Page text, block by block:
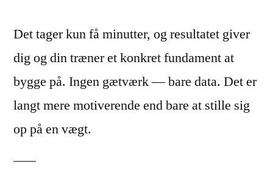
Det tager kun få minutter, og resultatet giver
dig og din træner et konkret fundament at
bygge på. Ingen gætværk — bare data. Det er
langt mere motiverende end bare at stille sig
op på en vægt.